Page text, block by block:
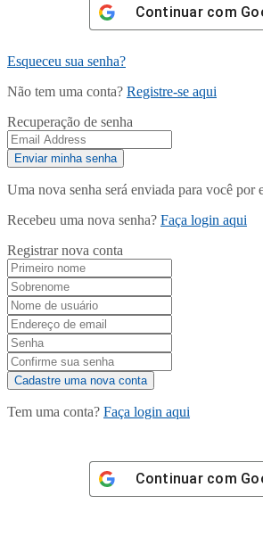
Continuar com
Esqueceu sua senha?
Não tem uma conta? Registre-se aqui
Recuperação de senha
Uma nova senha será enviada para você por
Recebeu uma nova senha? Faça login aqui
Registrar nova conta
Tem uma conta? Faça login aqui
Continuar com